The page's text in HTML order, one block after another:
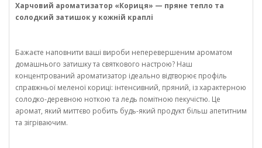
Харчовий ароматизатор «Кориця» — пряне тепло та
солодкий затишок у кожній краплі
Бажаєте наповнити ваші вироби неперевершеним ароматом
домашнього затишку та святкового настрою? Наш
концентрований ароматизатор ідеально відтворює профіль
справжньої меленої кориці: інтенсивний, пряний, із характерною
солодко-деревною ноткою та ледь помітною пекучістю. Це
аромат, який миттєво робить будь-який продукт більш апетитним
та зігріваючим.